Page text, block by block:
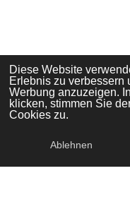
Diese Website
Erlebnis zu verbessern
Werbung anzuzeigen.
klicken, stimmen Sie
Cookies zu.
Ablehnen